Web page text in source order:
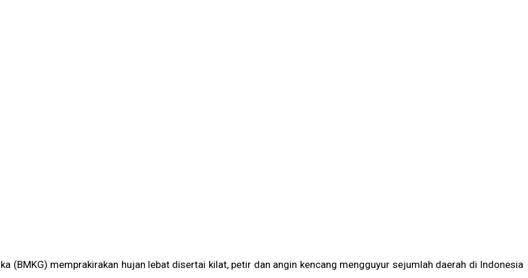
(BMKG) memprakirakan hujan lebat disertai kilat, petir dan angin kencang mengguyur sejumlah daerah di Indonesia